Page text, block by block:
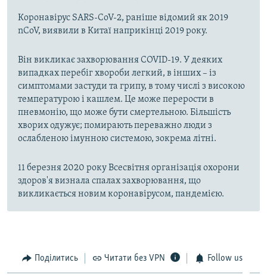
Коронавірус SARS-CoV-2, раніше відомий як 2019
nCoV, виявили в Китаї наприкінці 2019 року.
Він викликає захворювання COVID-19. У деяких
випадках перебіг хвороби легкий, в інших – із
симптомами застуди та грипу, в тому числі з високою
температурою і кашлем. Це може перерости в
пневмонію, що може бути смертельною. Більшість
хворих одужує; помирають переважно люди з
ослабленою імунною системою, зокрема літні.
11 березня 2020 року Всесвітня організація охорони
здоров'я визнала спалах захворювання, що
викликається новим коронавірусом, пандемією.
Поділитись Читати без VPN Follow us